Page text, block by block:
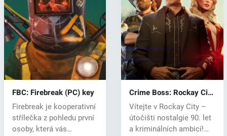
FBC: Firebreak (PC) key
Firebreak je kooperativní
střílečka z pohledu první
osoby, která vás
Crime Boss: Rockay City
(PC) key
Vítejte v Rockay City –
útočišti nostalgie 90. let
a kriminálních ambicí!